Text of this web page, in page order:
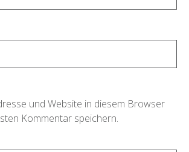
und Website in diesem Browser
Kommentar speichern.